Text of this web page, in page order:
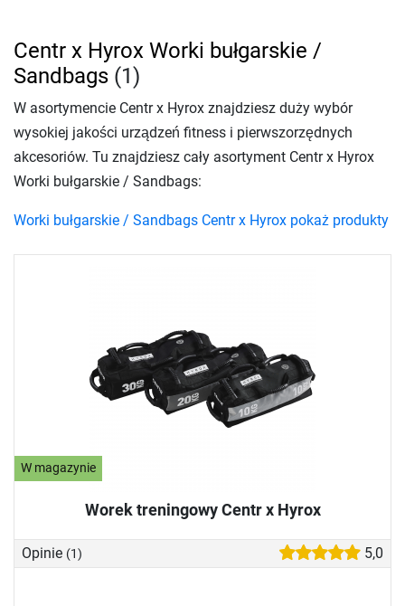
W magazynie
Worek treningowy Centr x Hyrox
Opinie (1) 5,0
Centr x Hyrox Worki bułgarskie /
Sandbags (1)
W asortymencie Centr x Hyrox znajdziesz duży wybór
wysokiej jakości urządzeń fitness i pierwszorzędnych
akcesoriów. Tu znajdziesz cały asortyment Centr x Hyrox
Worki bułgarskie / Sandbags:
Worki bułgarskie / Sandbags Centr x Hyrox pokaż produkty